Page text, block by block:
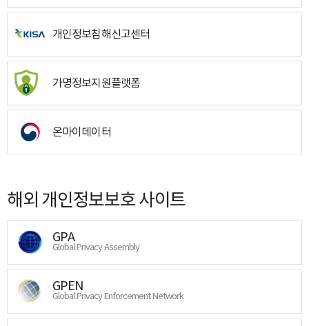
개인정보침해신고센터
가명정보지원플랫폼
온마이데이터
해외 개인정보보호 사이트
GPA
Global Privacy Assembly
GPEN
Global Privacy Enforcement Network